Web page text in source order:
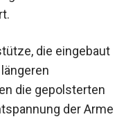
die eingebaut
die gepolsterten
der Arme